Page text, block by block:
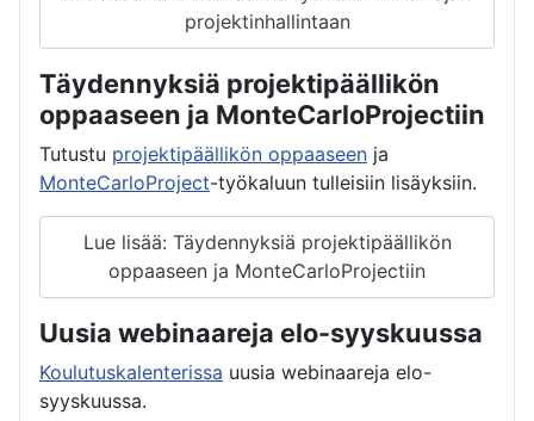
projektinhallintaan
Täydennyksiä projektipäällikön
oppaaseen ja MonteCarloProjectiin
Tutustu projektipäällikön oppaaseen ja
MonteCarloProject-työkaluun tulleisiin lisäyksiin.
Lue lisää: Täydennyksiä projektipäällikön
oppaaseen ja MonteCarloProjectiin
Uusia webinaareja elo-syyskuussa
Koulutuskalenterissa uusia webinaareja elo-
syyskuussa.